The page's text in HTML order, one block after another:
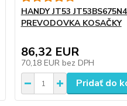
HANDY JT53
PREVODOVKA KOSAČKY
86,32 EUR
70,18 EUR bez DPH
Pridať do